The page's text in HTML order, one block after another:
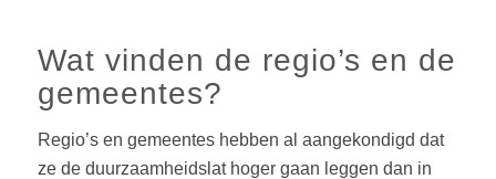
Wat vinden de regio’s en de
gemeentes?
Regio’s en gemeentes hebben al aangekondigd dat
ze de duurzaamheidslat hoger gaan leggen dan in